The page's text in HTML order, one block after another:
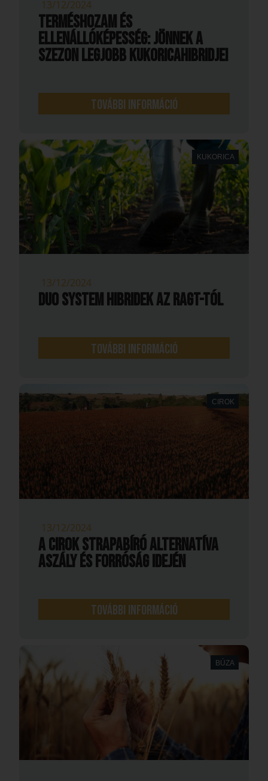
13/12/2024
Terméshozam és
ellenállóképesség: jönnek a
szezon legjobb kukoricahibridjei
További információ
KUKORICA
13/12/2024
DUO SYSTEM HIBRIDEK AZ RAGT-TÓL
További információ
CIROK
13/12/2024
A cirok strapabíró alternatíva
aszály és forróság idején
További információ
BÚZA